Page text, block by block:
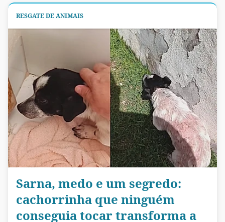
RESGATE DE ANIMAIS
Sarna, medo e um segredo:
cachorrinha que ninguém
conseguia tocar transforma a